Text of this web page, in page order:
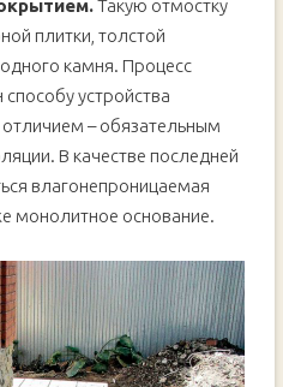
Такую отмостку
плитки, толстой
камня. Процесс
устройства
– обязательным
В качестве последней
влагонепроницаемая
монолитное основание.